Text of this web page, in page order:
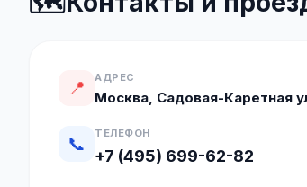
📍 АДРЕС
Москва, Садовая-Каретная
📞 ТЕЛЕФОН
+7 (495) 699-62-82